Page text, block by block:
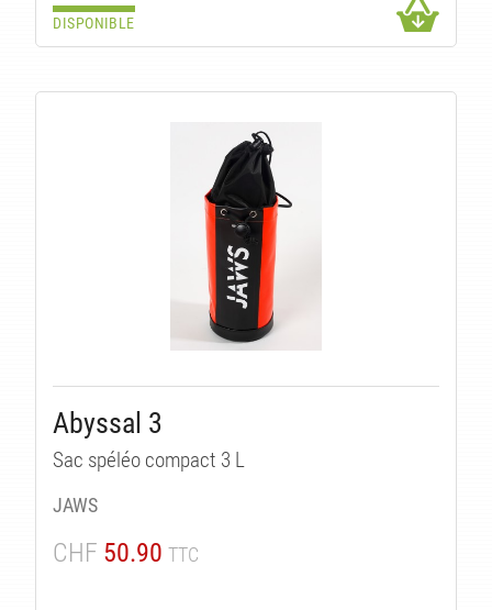
DISPONIBLE
Abyssal 3
Sac spéléo compact 3 L
JAWS
CHF 50.90 TTC